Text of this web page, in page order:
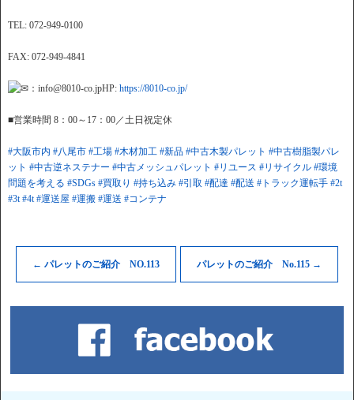
TEL: 072-949-0100
FAX: 072-949-4841
：info@8010-co.jpHP: https://8010-co.jp/
■営業時間 8：00～17：00／土日祝定休
#大阪市内 #八尾市 #工場 #木材加工 #新品 #中古木製パレット #中古樹脂製パレ
ット #中古逆ネステナー #中古メッシュパレット #リユース #リサイクル #環境
問題を考える #SDGs #買取り #持ち込み #引取 #配達 #配送 #トラック運転手 #2t
#3t #4t #運送屋 #運搬 #運送 #コンテナ
← パレットのご紹介 NO.113 パレットのご紹介 No.115 →